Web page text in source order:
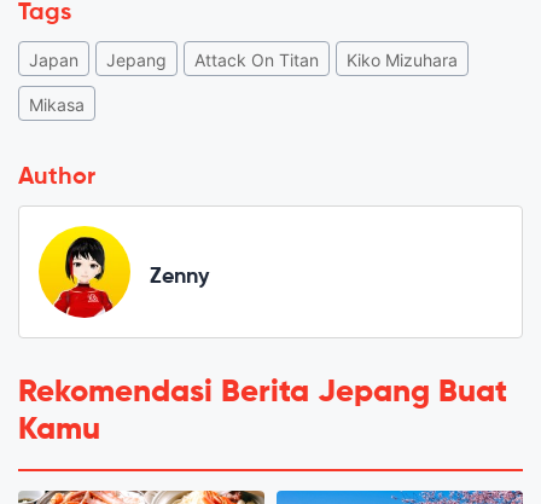
Tags
Japan Jepang Attack On Titan Kiko Mizuhara
Mikasa
Author
Zenny
Rekomendasi Berita Jepang Buat
Kamu